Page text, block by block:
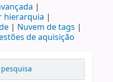
hierarquia
Nuvem de tags
de aquisição